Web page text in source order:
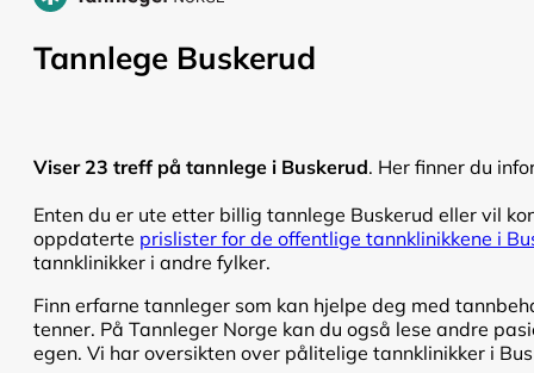
Tannlege Buskerud
Viser 23 treff på tannlege i Buskerud. Her finner du
Enten du er ute etter billig tannlege Buskerud eller vil
oppdaterte prislister for de offentlige tannklinikkene i
tannklinikker i andre fylker.
Finn erfarne tannleger som kan hjelpe deg med
tenner. På Tannleger Norge kan du også lese andre
egen. Vi har oversikten over pålitelige tannklinikker i